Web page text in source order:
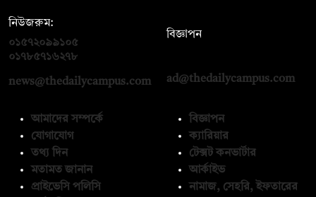
নিউজরুম:
০১৫৭২০৯৯১০৫
০১৭৮৫৭১৬২৭৮
news@thedailycampus.com
বিজ্ঞাপন
ad@thedailycampus.com
আমাদের সম্পর্কে
যোগাযোগ
তথ্য দিন
মতামত জানান
প্রাইভেসি পলিসি
বিজ্ঞাপন
ক্যারিয়ার
টেক্সট কনভার্টার
আর্কাইভ
নামাজ, সেহরি, ইফতারের